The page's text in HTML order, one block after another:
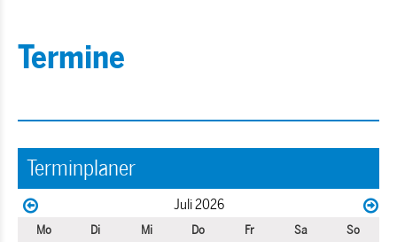
Termine
Terminplaner
Juli 2026
Mo Di Mi Do Fr Sa
So